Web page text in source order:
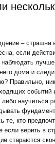
– страшна
если
дома и
Правильно,
событий
научиться
те, кто
верить в
стараются